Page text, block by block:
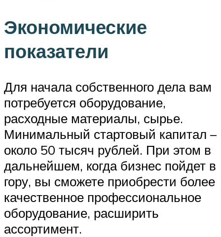
Экономические
показатели
Для начала собственного дела вам
потребуется оборудование,
расходные материалы, сырье.
Минимальный стартовый капитал –
около 50 тысяч рублей. При этом в
дальнейшем, когда бизнес пойдет в
гору, вы сможете приобрести более
качественное профессиональное
оборудование, расширить
ассортимент.